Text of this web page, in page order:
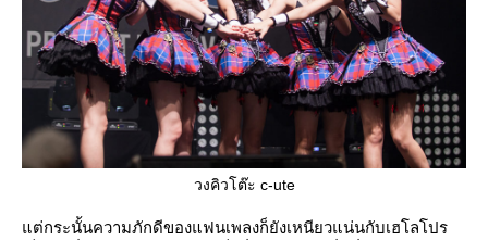
วงคิวโต๊ะ c-ute
ต่กระนั้นความภักดีของแฟนเพลงก็ยังเหนียวแน่นกับเฮโลโปร